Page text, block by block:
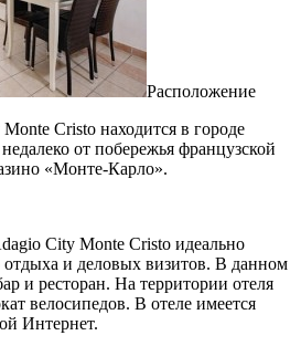
Расположение
Cristo находится в городе
от побережья французской
«Монте-Карло».
City Monte Cristo идеально
отдыха и деловых визитов. В данном
и ресторан. На территории отеля
велосипедов. В отеле имеется
Интернет.